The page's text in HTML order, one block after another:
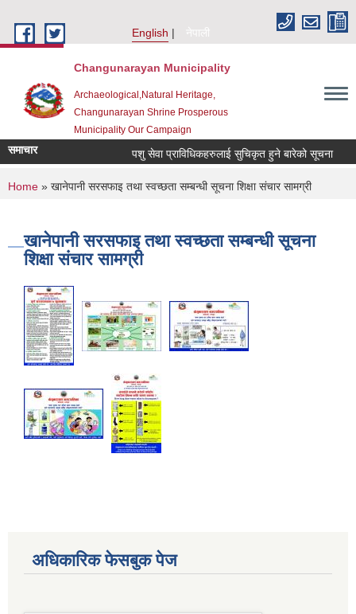
English
नेपाली
Changunarayan Municipality
Archaeological,Natural Heritage,
Changunarayan Shrine Prosperous
Municipality Our Campaign
समाचार पशु सेवा प्राविधिकहरुलाई सुचिकृत हुने बारेको सूचना
You are here
Home » खानेपानी सरसफाइ तथा स्वच्छता सम्बन्धी सूचना शिक्षा संचार सामग्री
खानेपानी सरसफाइ तथा स्वच्छता सम्बन्धी सूचना
शिक्षा संचार सामग्री
अधिकारिक फेसबुक पेज